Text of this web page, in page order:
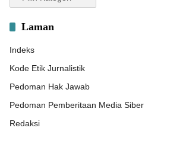
Laman
Indeks
Kode Etik Jurnalistik
Pedoman Hak Jawab
Pedoman Pemberitaan Media Siber
Redaksi